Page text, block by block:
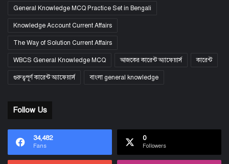
General Knowledge MCQ Practice Set in Bengali
Knowledge Account Current Affairs
The Way of Solution Current Affairs
WBCS General Knowledge MCQ আজকের কারেন্ট অ্যাফেয়ার্স কারেন্ট
গুরুত্বপূর্ণ কারেন্ট অ্যাফেয়ার্স বাংলা general knowledge
Follow Us
34,482
Fans
0
Followers